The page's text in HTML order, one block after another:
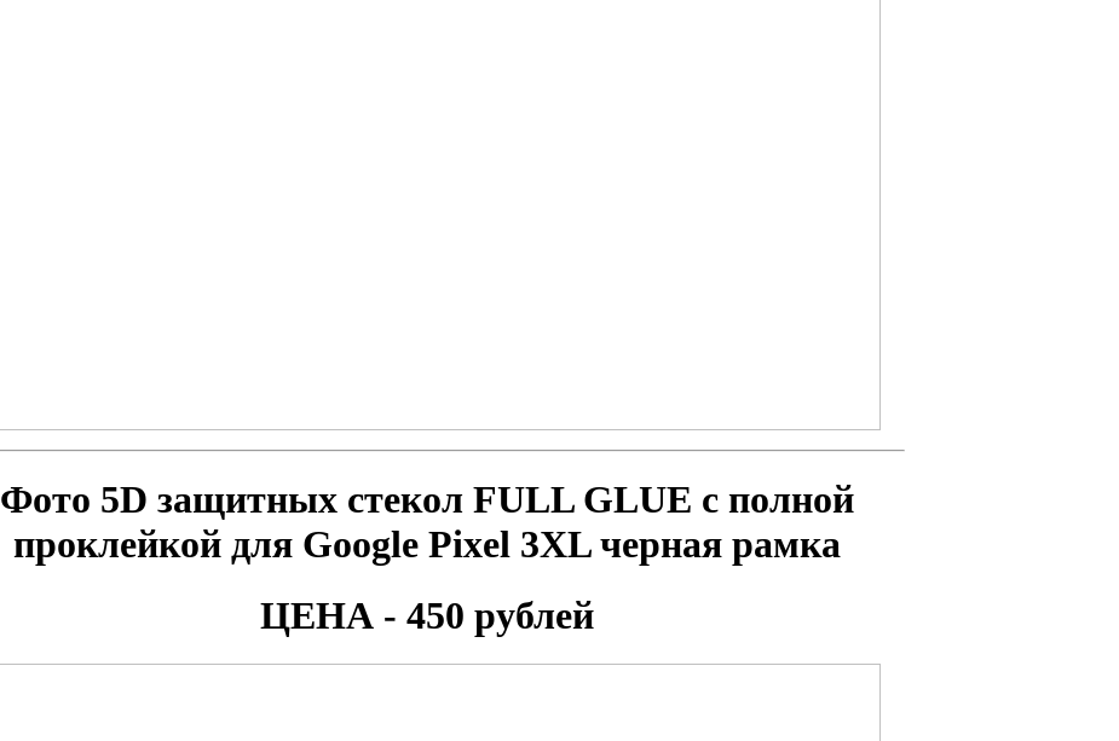
Фото 5D защитных стекол FULL GLUE с полной
проклейкой для Google Pixel 3XL черная рамка
ЦЕНА - 450 рублей